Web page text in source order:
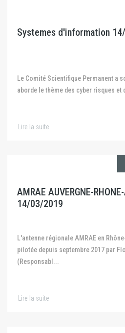
Systemes d'information
Le Comité Scientifique Permanent a souhaité que l'AMRAE
aborde le thème des cyber risques et
Lire la suite
AMRAE AUVERGNE-
14/03/2019
L'antenne régionale AMRAE en Rhône-Alpes-Auvergne est
pilotée depuis septembre 2017 par
(Responsabl...
Lire la suite